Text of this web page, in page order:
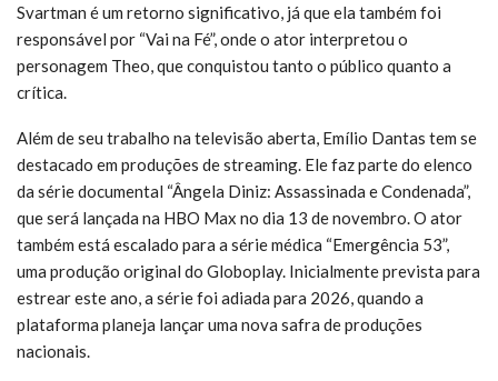
Svartman é um retorno significativo, já que ela também foi
responsável por “Vai na Fé”, onde o ator interpretou o
personagem Theo, que conquistou tanto o público quanto a
crítica.
Além de seu trabalho na televisão aberta, Emílio Dantas tem se
destacado em produções de streaming. Ele faz parte do elenco
da série documental “Ângela Diniz: Assassinada e Condenada”,
que será lançada na HBO Max no dia 13 de novembro. O ator
também está escalado para a série médica “Emergência 53”,
uma produção original do Globoplay. Inicialmente prevista para
estrear este ano, a série foi adiada para 2026, quando a
plataforma planeja lançar uma nova safra de produções
nacionais.